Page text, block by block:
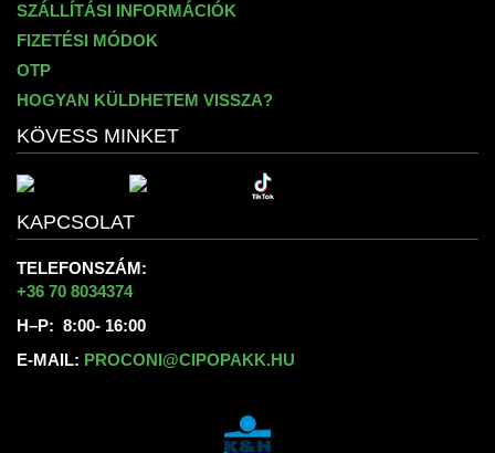
SZÁLLÍTÁSI INFORMÁCIÓK
FIZETÉSI MÓDOK
OTP
HOGYAN KÜLDHETEM VISSZA?
KÖVESS MINKET
KAPCSOLAT
TELEFONSZÁM:
+36 70 8034374
H–P: 8:00- 16:00
E-MAIL: PROCONI@CIPOPAKK.HU